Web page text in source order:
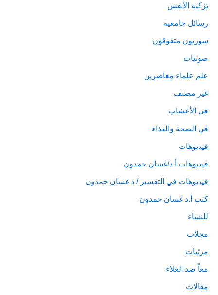
تزكية الأنفس
رسائل جامعية
سوريون متفوقون
صوتيات
علم علماء معاصرين
غير مصنف
في الأعشاب
في الصحة والغذاء
فيديوهات
فيديوهات أ.د/غسان حمدون
فيديوهات في التفسير / د غسان حمدون
كتب أ.د غسان حمدون
للنساء
مجلات
مرئيات
معاً ضد الغلاء
مقالات